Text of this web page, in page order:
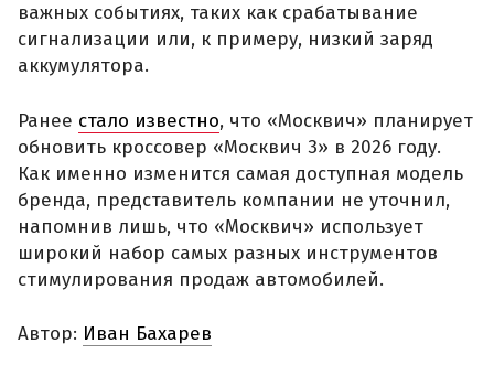
важных событиях, таких как срабатывание
сигнализации или, к примеру, низкий заряд
аккумулятора.
Ранее стало известно, что «Москвич» планирует
обновить кроссовер «Москвич 3» в 2026 году.
Как именно изменится самая доступная модель
бренда, представитель компании не уточнил,
напомнив лишь, что «Москвич» использует
широкий набор самых разных инструментов
стимулирования продаж автомобилей.
Автор: Иван Бахарев